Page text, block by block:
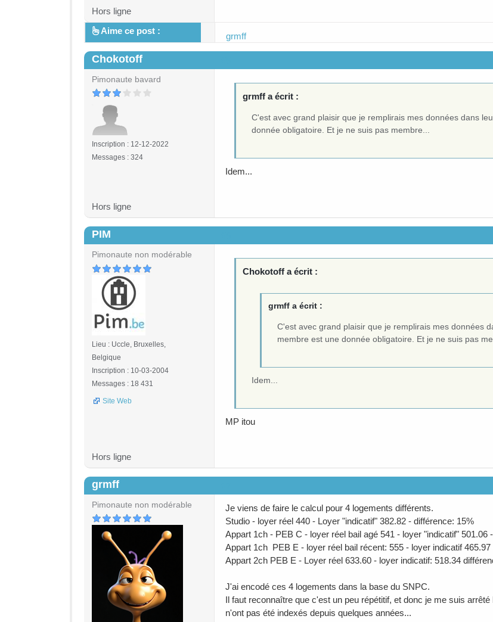
Hors ligne
Aime ce post :
grmff
Chokotoff
Pimonaute bavard
Inscription : 12-12-2022
Messages : 324
grmff a écrit :
C'est avec grand plaisir que je remplirais mes données dans
donnée obligatoire. Et je ne suis pas membre...
Idem...
Hors ligne
PIM
Pimonaute non modérable
Lieu : Uccle, Bruxelles,
Belgique
Inscription : 10-03-2004
Messages : 18 431
Site Web
Chokotoff a écrit :
grmff a écrit :
C'est avec grand plaisir que je remplirais mes données
membre est une donnée obligatoire. Et je ne suis pas
Idem...
MP itou
Hors ligne
grmff
Pimonaute non modérable
Je viens de faire le calcul pour 4 logements différents.
Studio - loyer réel 440 - Loyer "indicatif" 382.82 - différence: 15%
Appart 1ch - PEB C - loyer réel bail agé 541 - loyer "indicatif" 501.06
Appart 1ch PEB E - loyer réel bail récent: 555 - loyer indicatif
Appart 2ch PEB E - Loyer réel 633.60 - loyer indicatif: 518.34
J'ai encodé ces 4 logements dans la base du SNPC.
Il faut reconnaître que c'est un peu répétitif, et donc je me suis
n'ont pas été indexés depuis quelques années...